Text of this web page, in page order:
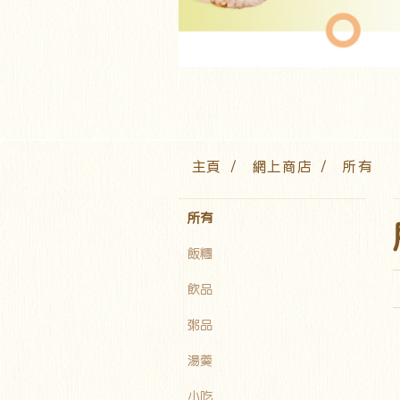
主頁 網上商店 所有
所有
飯糰
飲品
粥品
湯羹
小吃